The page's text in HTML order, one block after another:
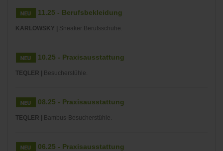
11.25 - Berufsbekleidung
KARLOWSKY | Sneaker Berufsschuhe.
10.25 - Praxisausstattung
TEQLER | Besucherstühle.
08.25 - Praxisausstattung
TEQLER | Bambus-Besucherstühle.
06.25 - Praxisausstattung